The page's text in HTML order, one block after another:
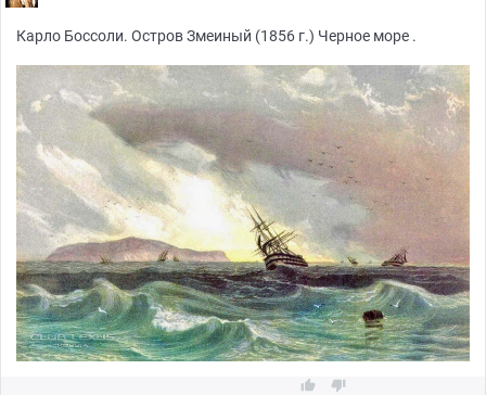
Карло Боссоли. Остров Змеиный (1856 г.) Черное море .
 